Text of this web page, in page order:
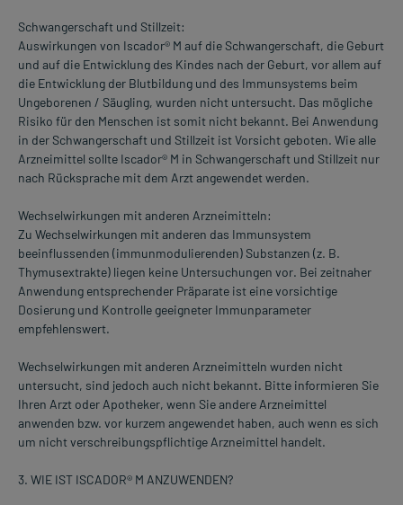
Schwangerschaft und Stillzeit:
Auswirkungen von Iscador® M auf die Schwangerschaft, die Geburt
und auf die Entwicklung des Kindes nach der Geburt, vor allem auf
die Entwicklung der Blutbildung und des Immunsystems beim
Ungeborenen / Säugling, wurden nicht untersucht. Das mögliche
Risiko für den Menschen ist somit nicht bekannt. Bei Anwendung
in der Schwangerschaft und Stillzeit ist Vorsicht geboten. Wie alle
Arzneimittel sollte Iscador® M in Schwangerschaft und Stillzeit nur
nach Rücksprache mit dem Arzt angewendet werden.
Wechselwirkungen mit anderen Arzneimitteln:
Zu Wechselwirkungen mit anderen das Immunsystem
beeinflussenden (immunmodulierenden) Substanzen (z. B.
Thymusextrakte) liegen keine Untersuchungen vor. Bei zeitnaher
Anwendung entsprechender Präparate ist eine vorsichtige
Dosierung und Kontrolle geeigneter Immunparameter
empfehlenswert.
Wechselwirkungen mit anderen Arzneimitteln wurden nicht
untersucht, sind jedoch auch nicht bekannt. Bitte informieren Sie
Ihren Arzt oder Apotheker, wenn Sie andere Arzneimittel
anwenden bzw. vor kurzem angewendet haben, auch wenn es sich
um nicht verschreibungspflichtige Arzneimittel handelt.
3. WIE IST ISCADOR® M ANZUWENDEN?